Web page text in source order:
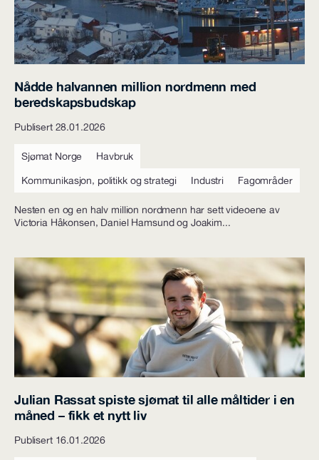
Nådde halvannen million nordmenn med
beredskapsbudskap
Publisert 28.01.2026
Sjømat Norge Havbruk
Kommunikasjon, politikk og strategi Industri Fagområder
Nesten en og en halv million nordmenn har sett videoene av
Victoria Håkonsen, Daniel Hamsund og Joakim...
Julian Rassat spiste sjømat til alle måltider i en
måned – fikk et nytt liv
Publisert 16.01.2026